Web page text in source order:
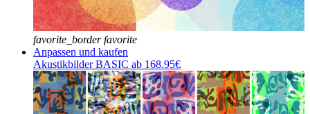
favorite_border favorite
Anpassen und kaufen
Akustikbilder BASIC ab 168.95€